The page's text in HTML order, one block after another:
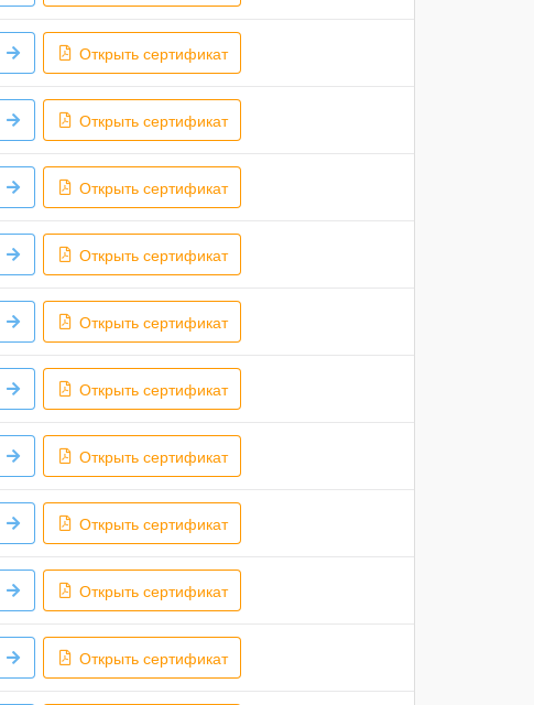
Открыть сертификат
Открыть сертификат
Открыть сертификат
Открыть сертификат
Открыть сертификат
Открыть сертификат
Открыть сертификат
Открыть сертификат
Открыть сертификат
Открыть сертификат